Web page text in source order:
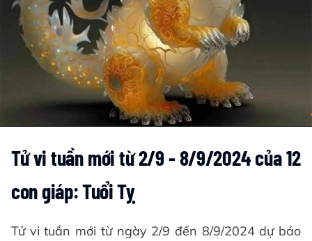
Tử vi tuần mới từ2/9 - 8/9/2024của 12
con giáp: Tuổi Tỵ
Tử vi tuần mới từ ngày 2/9 đến 8/9/2024 dự báo